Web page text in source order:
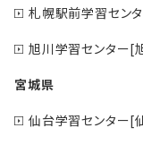
札幌駅前学習セン
旭川学習センター[
宮城県
仙台学習センター[